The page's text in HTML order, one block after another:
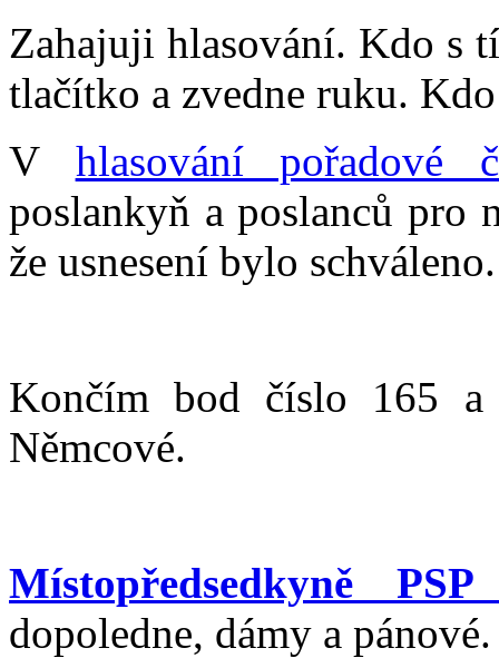
Zahajuji hlasování. Kdo s
tlačítko a zvedne ruku.
V hlasování pořadové
poslankyň a poslanců
že usnesení bylo schváleno.
Končím bod číslo 165 a
Němcové.
Místopředsedkyně
dopoledne, dámy a